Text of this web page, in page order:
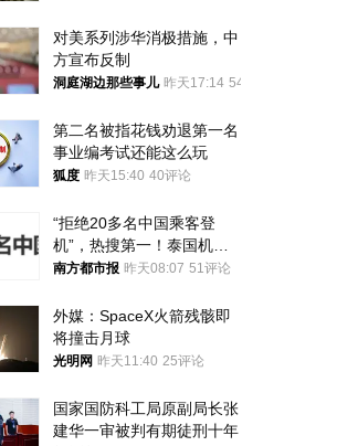
对美系列涉华消极措施，中
方宣布反制
洞庭湖边那些事儿 昨天17:14 54评论
第二名被指花钱劝退第一名
事业编考试还能这么玩
狐度 昨天15:40 40评论
“拒绝20多名中国乘客登
机”，热搜第一！泰国机场
方道歉
南方都市报 昨天08:07 51评论
外媒：SpaceX火箭残骸即
将撞击月球
光明网 昨天11:40 25评论
国家国防科工局原副局长张
建华一审被判有期徒刑十年